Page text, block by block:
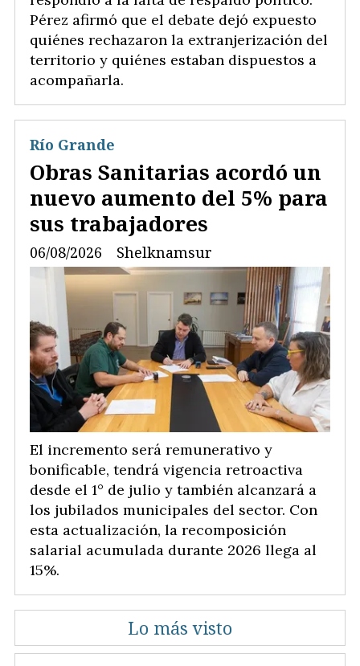
Pérez afirmó que el debate dejó expuesto
quiénes rechazaron la extranjerización del
territorio y quiénes estaban dispuestos a
acompañarla.
Obras Sanitarias acordó un
nuevo aumento del 5% para
sus trabajadores
Shelknamsur
Río Grande
06/08/2026
El incremento será remunerativo y
bonificable, tendrá vigencia retroactiva
desde el 1° de julio y también alcanzará a
los jubilados municipales del sector. Con
esta actualización, la recomposición
salarial acumulada durante 2026 llega al
15%.
Lo más visto